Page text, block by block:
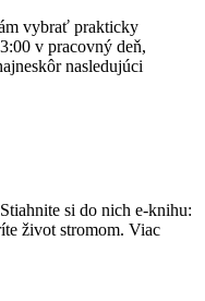
vybrať prakticky
v pracovný deň,
nasledujúci
si do nich e-knihu:
život stromom. Viac